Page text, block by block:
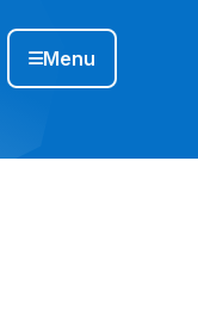
Menu